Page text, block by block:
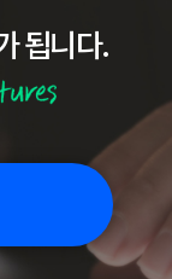
됩니다.